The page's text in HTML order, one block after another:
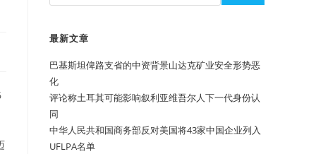
最新文章
巴基斯坦俾路支省的中资背景山达克矿业安全形势恶
化
评论称土耳其可能影响叙利亚维吾尔人下一代身份认
同
中华人民共和国商务部反对美国将43家中国企业列入
UFLPA名单